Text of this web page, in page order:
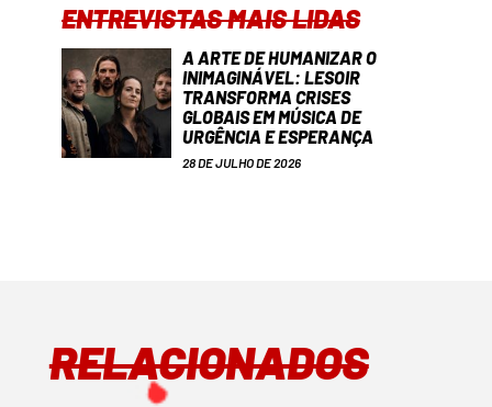
ENTREVISTAS MAIS LIDAS
A ARTE DE HUMANIZAR O
INIMAGINÁVEL: LESOIR
TRANSFORMA CRISES
GLOBAIS EM MÚSICA DE
URGÊNCIA E ESPERANÇA
28 DE JULHO DE 2026
RELACIONADOS